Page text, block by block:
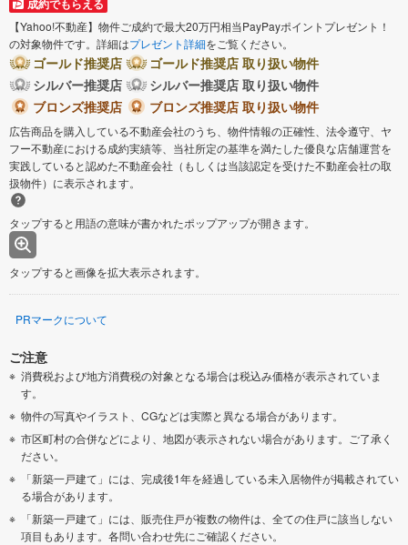
成約でもらえる
【Yahoo!不動産】物件ご成約で最大20万円相当PayPayポイントプレゼント！
の対象物件です。詳細はプレゼント詳細をご覧ください。
ゴールド推奨店
ゴールド推奨店 取り扱い物件
シルバー推奨店
シルバー推奨店 取り扱い物件
ブロンズ推奨店
ブロンズ推奨店 取り扱い物件
広告商品を購入している不動産会社のうち、物件情報の正確性、法令遵守、ヤ
フー不動産における成約実績等、当社所定の基準を満たした優良な店舗運営を
実践していると認めた不動産会社（もしくは当該認定を受けた不動産会社の取
扱物件）に表示されます。
タップすると用語の意味が書かれたポップアップが開きます。
タップすると画像を拡大表示されます。
PRマークについて
ご注意
消費税および地方消費税の対象となる場合は税込み価格が表示されていま
す。
物件の写真やイラスト、CGなどは実際と異なる場合があります。
市区町村の合併などにより、地図が表示されない場合があります。ご了承く
ださい。
「新築一戸建て」には、完成後1年を経過している未入居物件が掲載されてい
る場合があります。
「新築一戸建て」には、販売住戸が複数の物件は、全ての住戸に該当しない
項目もあります。各問い合わせ先にご確認ください。